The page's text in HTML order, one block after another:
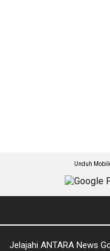
Unduh
Jelajahi ANTARA News